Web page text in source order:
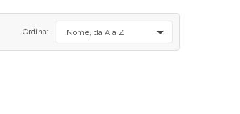
Ordina: Nome, da A a Z 